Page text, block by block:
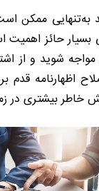
به‌تنهایی ممکن
بسیار حائز
شوید و از
اظهارنامه قدم
خاطر بیشتری در